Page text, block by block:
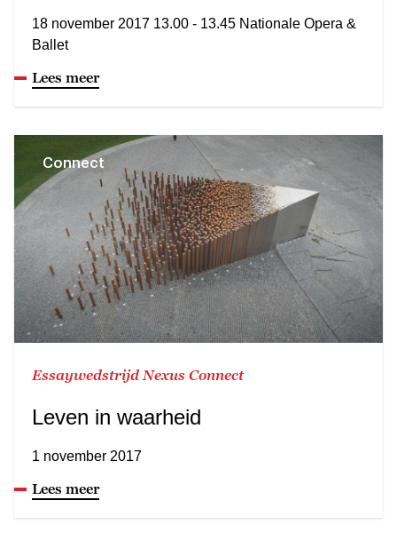
18 november 2017 13.00 - 13.45 Nationale Opera &
Ballet
Lees meer
Connect
Essaywedstrijd Nexus Connect
Leven in waarheid
1 november 2017
Lees meer